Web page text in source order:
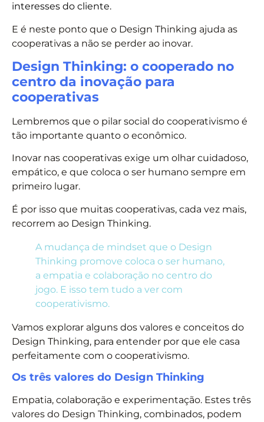
interesses do cliente.
E é neste ponto que o Design Thinking ajuda as
cooperativas a não se perder ao inovar.
Design Thinking: o cooperado no
centro da inovação para
cooperativas
Lembremos que o pilar social do cooperativismo é
tão importante quanto o econômico.
Inovar nas cooperativas exige um olhar cuidadoso,
empático, e que coloca o ser humano sempre em
primeiro lugar.
É por isso que muitas cooperativas, cada vez mais,
recorrem ao Design Thinking.
A mudança de mindset que o Design
Thinking promove coloca o ser humano,
a empatia e colaboração no centro do
jogo. E isso tem tudo a ver com
cooperativismo.
Vamos explorar alguns dos valores e conceitos do
Design Thinking, para entender por que ele casa
perfeitamente com o cooperativismo.
Os três valores do Design Thinking
Empatia, colaboração e experimentação. Estes três
valores do Design Thinking, combinados, podem